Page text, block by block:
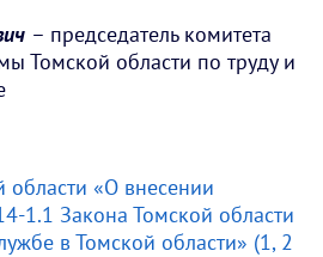
– председатель комитета
Томской области по труду и
области «О внесении
1.1 Закона Томской области
в Томской области» (1, 2